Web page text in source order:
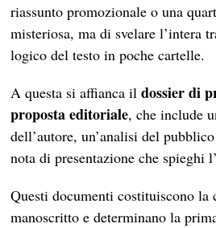
riassunto promozionale o una
misteriosa, ma di svelare l’intera
logico del testo in poche cartelle.
A questa si affianca ildossier di
proposta editoriale, che include
dell’autore, un’analisi del
nota di presentazione che spieghi
Questi documenti costituiscono la
manoscritto e determinano la